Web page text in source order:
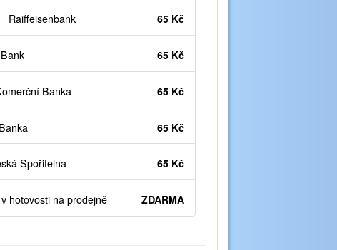
Raiffeisenbank 65 Kč
65 Kč
Banka 65 Kč
65 Kč
Spořitelna 65 Kč
hotovosti na prodejně ZDARMA